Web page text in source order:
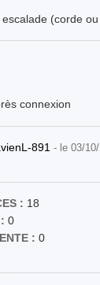
(corde
connexion
891 - le 03/
: 18
0
: 0